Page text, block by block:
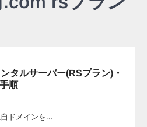
タルサーバー(RSプラン)・
順
ドメインを…